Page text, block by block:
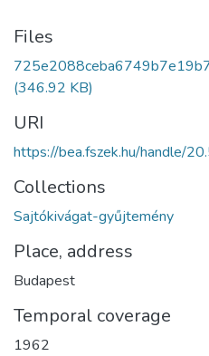
Files
(346.92 KB)
URI
https://bea.fszek.hu/handle/
Collections
Sajtókivágat-gyűjtemény
Place, address
Budapest
Temporal coverage
1962